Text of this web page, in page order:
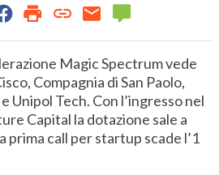
Magic Spectrum vede
Compagnia di San Paolo,
Unipol Tech. Con l’ingresso nel
Capital la dotazione sale a
prima call per startup scade l’1